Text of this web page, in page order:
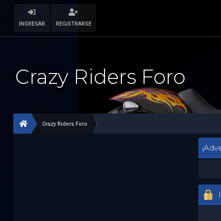
INGRESAR REGISTRARSE
Crazy Riders Foro
Crazy Riders Foro